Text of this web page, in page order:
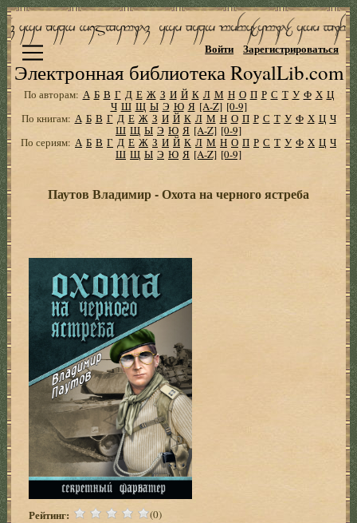
Электронная библиотека RoyalLib.com
Войти Зарегистрироваться
По авторам: А Б В Г Д Е Ж З И Й К Л М Н О П Р С Т У Ф Х Ц
Ч Ш Щ Ы Э Ю Я [A-Z] [0-9]
По книгам: А Б В Г Д Е Ж З И Й К Л М Н О П Р С Т У Ф Х Ц Ч
Ш Щ Ы Э Ю Я [A-Z] [0-9]
По сериям: А Б В Г Д Е Ж З И Й К Л М Н О П Р С Т У Ф Х Ц Ч
Ш Щ Ы Э Ю Я [A-Z] [0-9]
Паутов Владимир - Охота на черного ястреба
Рейтинг: (0)